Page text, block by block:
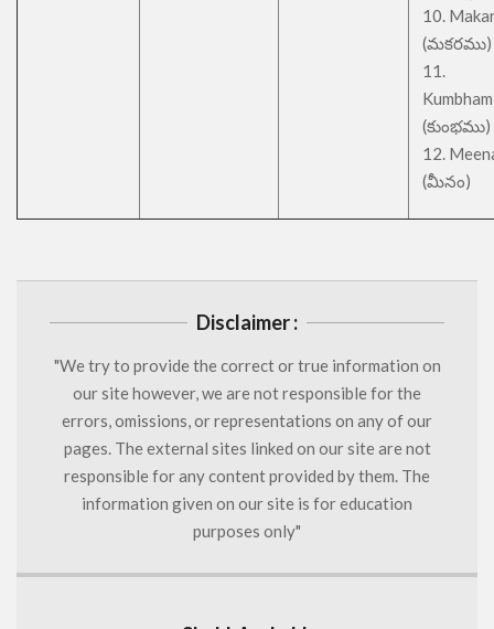
10.
(మకరము)
11.
Kumbham
(కుంభము)
12.
(మీనం)
Disclaimer :
"We try to provide the correct or true information on
our site however, we are not responsible for the
errors, omissions, or representations on any of our
pages. The external sites linked on our site are not
responsible for any content provided by them. The
information given on our site is for education
purposes only"